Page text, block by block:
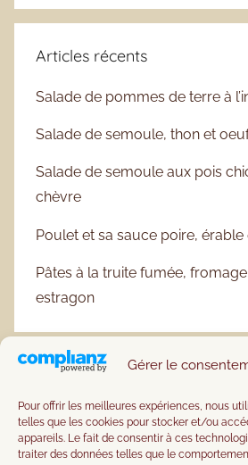
Gérer le
Pour offrir les meilleures expériences, nous
telles que les cookies pour stocker et/ou
appareils. Le fait de consentir à ces
traiter des données telles que le
Articles récents
Salade de pommes de terre à
Salade de semoule, thon et
Salade de semoule aux pois
chèvre
Poulet et sa sauce poire,
Pâtes à la truite fumée,
estragon